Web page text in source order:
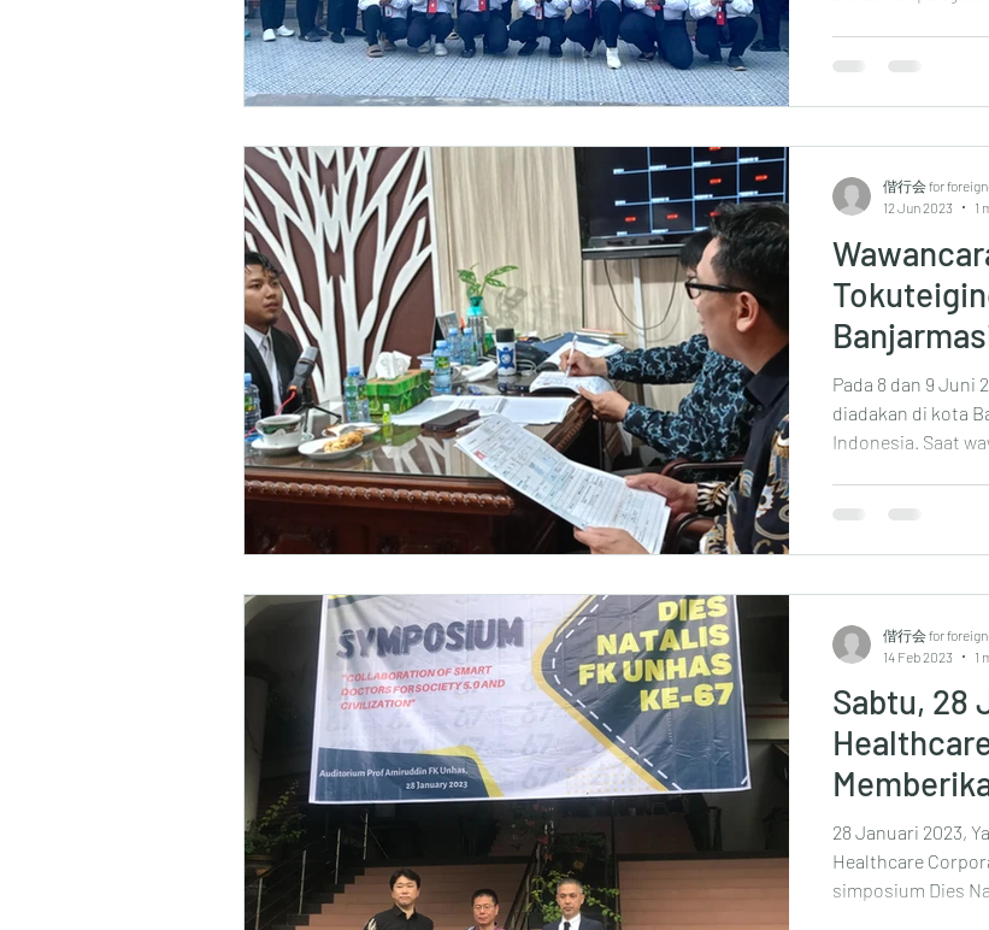
Pada 8 dan 9 Juni
diadakan di kota
Indonesia. Saat
偕行会 for
12 Jun 2023
1
Sabtu, 28
UNHAS
28 Januari 2023,
Healthcare
simposium Dies
偕行会 for
14 Feb 2023
1